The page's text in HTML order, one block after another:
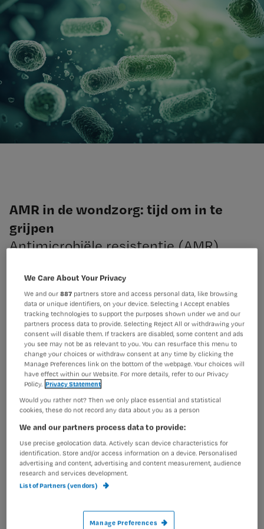
AMR in de wondzorg: tijd om in te
grijpen
Antimicrobiële resistentie (AMR)
binnen de wondzorg. Zonder ingrijpen
zullen infecties moeilijker te
behandelen zijn en neemt de impact
op patiënten en zorgstelsels drastisch
toe. Met Flaminal®bieden we een
veilige, effectieve aanpak binnen de
Antimicrobial Stewardship (AMS)
principes.
De wereldwijde impact van AMR
AMR geldt volgens de WHO als een van de top mondiale
bedreigingen voor de volksgezondheid en ontwikkeling
Internationaal onderzoek toont aan dat in 2019 ongeveer
door resistente bacteriële infecties. Prognoses voorzien
We Care About Your Privacy
We and our887 partners store and access personal data, like browsing
data or unique identifiers, on your device. Selecting I Accept enables
tracking technologies to support the purposes shown under we and our
partners process data to provide. Selecting Reject All or withdrawing your
consent will disable them. If trackers are disabled, some content and ads
you see may not be as relevant to you. You can resurface this menu to
change your choices or withdraw consent at any time by clicking the
Manage Preferences link on the bottom of the webpage. Your choices will
have effect within our Website. For more details, refer to our Privacy
Policy. Privacy Statement
Would you rather not? Then we only place essential and statistical
cookies, these do not record any data about you as a person
We and our partners process data to provide:
Use precise geolocation data. Actively scan device characteristics for
identification. Store and/or access information on a device. Personalised
advertising and content, advertising and content measurement, audience
research and services development.
List of Partners (vendors)
Manage Preferences